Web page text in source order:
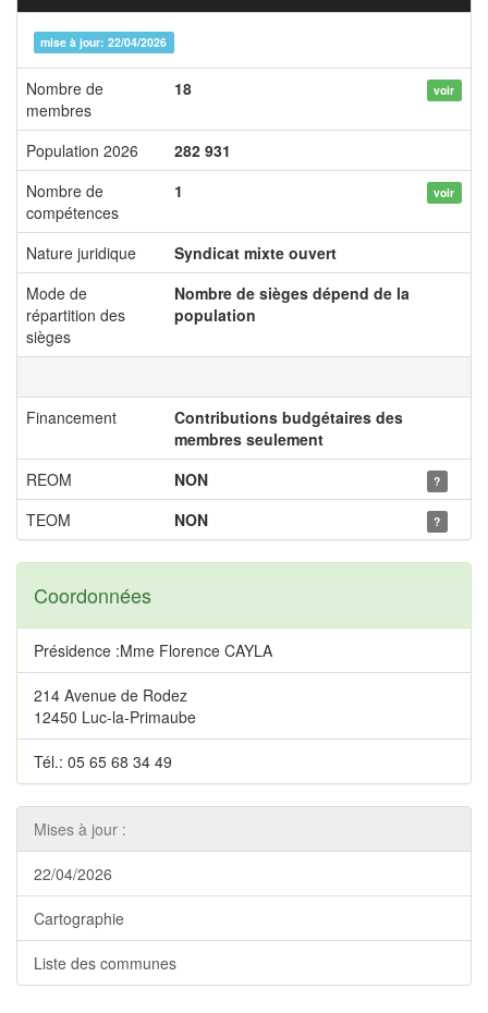
mise à jour: 22/04/2026
Nombre de
membres
18 voir
Population 2026
282 931
Nombre de
compétences
1 voir
Nature juridique
Syndicat mixte ouvert
Mode de
répartition des
sièges
Nombre de sièges dépend de la
population
Financement
Contributions budgétaires des
membres seulement
REOM
NON ?
TEOM NON ?
Coordonnées
Présidence :Mme Florence CAYLA
214 Avenue de Rodez
12450 Luc-la-Primaube
Tél.: 05 65 68 34 49
Mises à jour :
22/04/2026
Cartographie
Liste des communes